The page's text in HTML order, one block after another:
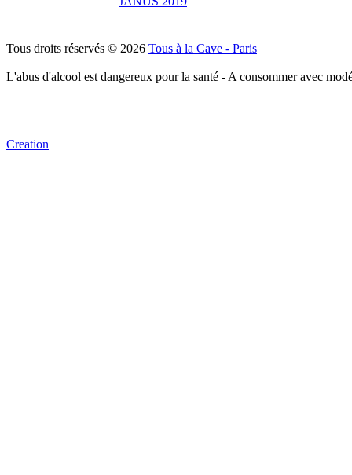
Tous droits réservés © 2026 Tous à la Cave - Paris
L'abus d'alcool est dangereux pour la santé - A consommer avec
Creation